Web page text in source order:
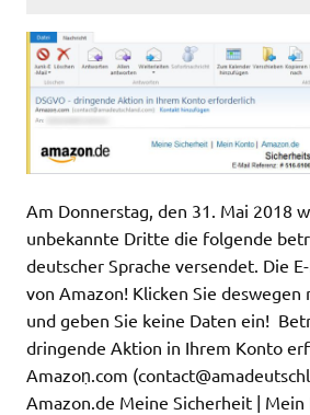
Am Donnerstag, den 31. Mai 2018
unbekannte Dritte die folgende
deutscher Sprache versendet. Die
von Amazon! Klicken Sie deswegen
und geben Sie keine Daten ein!
dringende Aktion in Ihrem Konto
Amazoṇ.com (
Amazon.de Meine Sicherheit |